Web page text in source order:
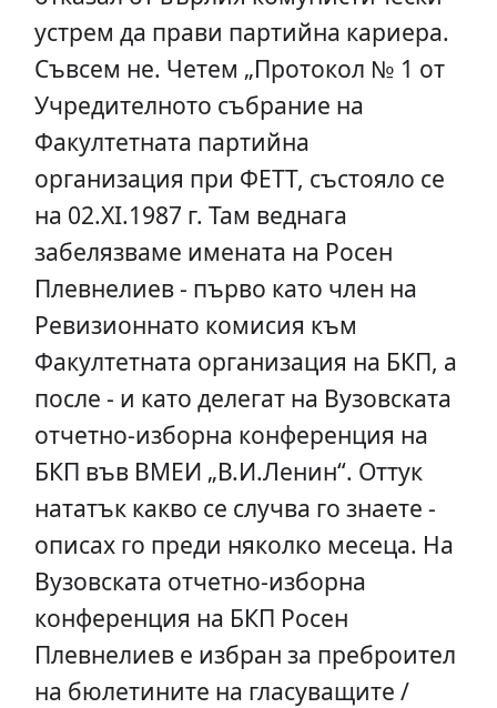
устрем да прави партийна кариера.
Съвсем не. Четем „Протокол № 1 от
Учредителното събрание на
Факултетната партийна
организация при ФЕТТ, състояло се
на 02.XI.1987 г. Там веднага
забелязваме имената на Росен
Плевнелиев - първо като член на
Ревизионнато комисия към
Факултетната организация на БКП, а
после - и като делегат на Вузовската
отчетно-изборна конференция на
БКП във ВМЕИ „В.И.Ленин“. Оттук
нататък какво се случва го знаете -
описах го преди няколко месеца. На
Вузовската отчетно-изборна
конференция на БКП Росен
Плевнелиев е избран за преброител
на бюлетините на гласуващите /